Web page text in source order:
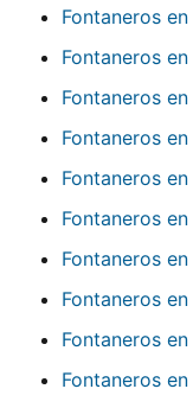
Fontaneros en
Fontaneros en
Fontaneros en
Fontaneros en
Fontaneros en
Fontaneros en
Fontaneros en
Fontaneros en
Fontaneros en
Fontaneros en